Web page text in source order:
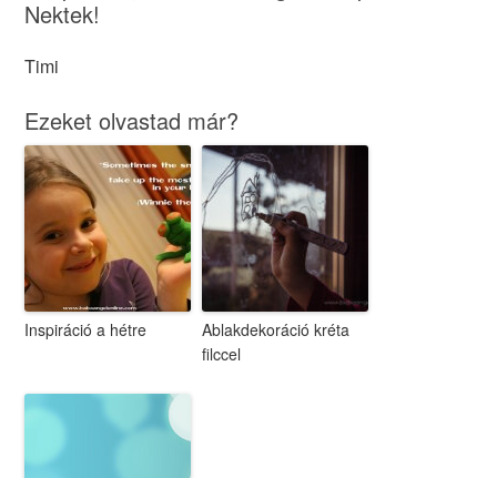
Nektek!
Timi
Ezeket olvastad már?
Inspiráció a hétre
Ablakdekoráció kréta
filccel